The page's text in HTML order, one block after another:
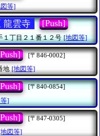
等]
龍雲寺 [Push]
１丁目２１番１２号 [地図等]
[〒846-0002]
地 [地図等]
[〒840-0854]
]
[〒847-0305]
図等]